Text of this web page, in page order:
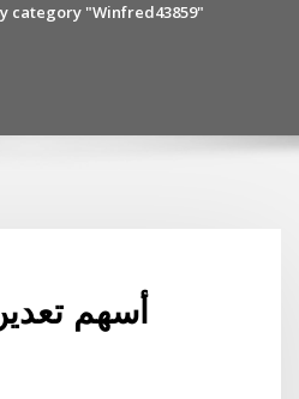
category "Winfred43859"
أسهم